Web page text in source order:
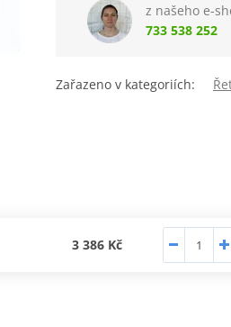
z našeho e-
733 538 252
Zařazeno v kategoriích:
3 386 Kč